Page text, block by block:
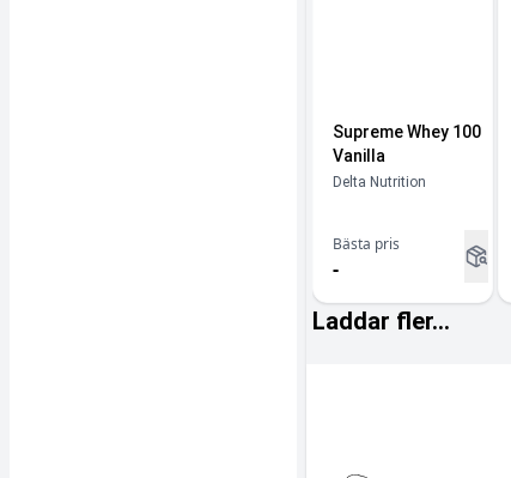
Supreme Whey 100
Vanilla
Delta Nutrition
Bästa pris
-
Laddar fler...